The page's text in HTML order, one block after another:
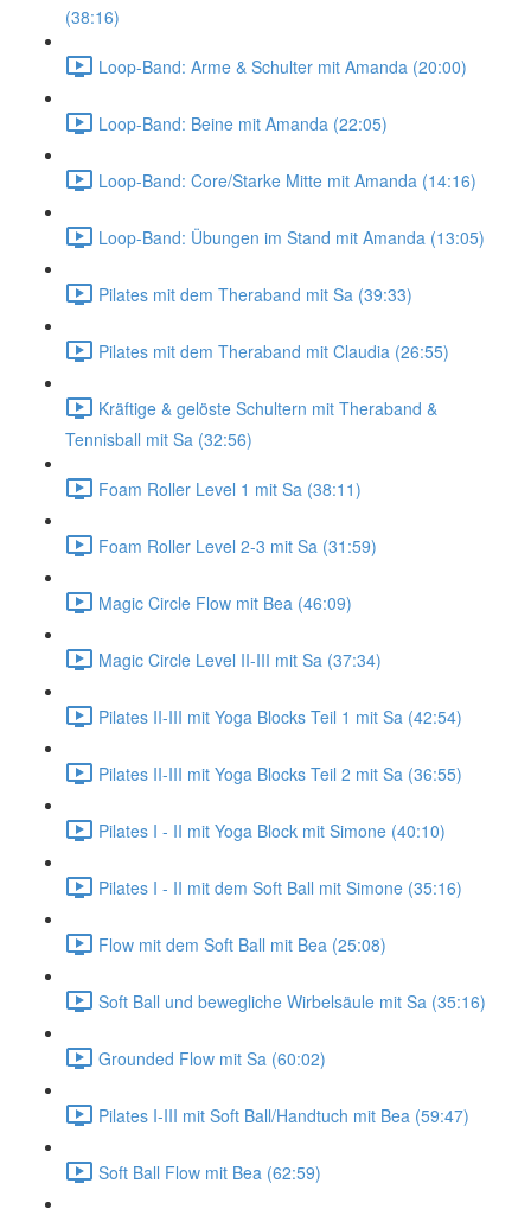
(38:16)
Loop-Band: Arme & Schulter mit Amanda (20:00)
Loop-Band: Beine mit Amanda (22:05)
Loop-Band: Core/Starke Mitte mit Amanda (14:16)
Loop-Band: Übungen im Stand mit Amanda (13:05)
Pilates mit dem Theraband mit Sa (39:33)
Pilates mit dem Theraband mit Claudia (26:55)
Kräftige & gelöste Schultern mit Theraband &
Tennisball mit Sa (32:56)
Foam Roller Level 1 mit Sa (38:11)
Foam Roller Level 2-3 mit Sa (31:59)
Magic Circle Flow mit Bea (46:09)
Magic Circle Level II-III mit Sa (37:34)
Pilates II-III mit Yoga Blocks Teil 1 mit Sa (42:54)
Pilates II-III mit Yoga Blocks Teil 2 mit Sa (36:55)
Pilates I - II mit Yoga Block mit Simone (40:10)
Pilates I - II mit dem Soft Ball mit Simone (35:16)
Flow mit dem Soft Ball mit Bea (25:08)
Soft Ball und bewegliche Wirbelsäule mit Sa (35:16)
Grounded Flow mit Sa (60:02)
Pilates I-III mit Soft Ball/Handtuch mit Bea (59:47)
Soft Ball Flow mit Bea (62:59)